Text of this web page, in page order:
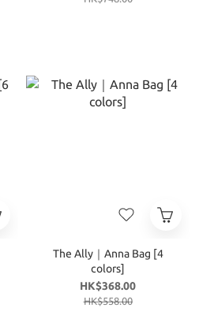
The Ally｜Anna Bag [4
colors]
HK$368.00
HK$558.00